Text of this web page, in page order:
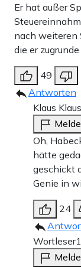
Er hat außer
nach weiteren
die er
49
Antworten
Klaus
Oh,
hätte
geschickt
Genie in
24
Wortleser